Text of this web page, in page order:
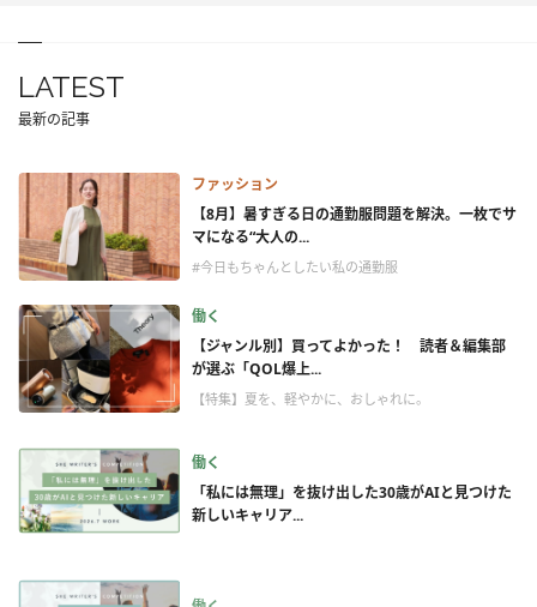
LATEST
最新の記事
ファッション
【8月】暑すぎる日の通勤服問題を解決。一枚でサ
マになる“大人の...
#今日もちゃんとしたい私の通勤服
働く
【ジャンル別】買ってよかった！ 読者＆編集部
が選ぶ「QOL爆上...
【特集】夏を、軽やかに、おしゃれに。
働く
「私には無理」を抜け出した30歳がAIと見つけた
新しいキャリア...